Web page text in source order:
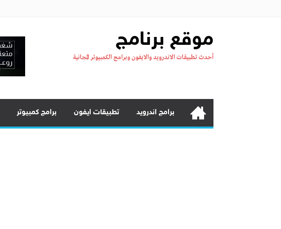
موقع برنامج
أحدث تطبيقات الاندرويد والايفون وبرامج الكمبيوتر المجانية
برامج اندرويد تطبيقات ايفون برامج كمبيوتر